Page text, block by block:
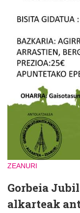
ZEANURI
Gorbeia
alkarteak